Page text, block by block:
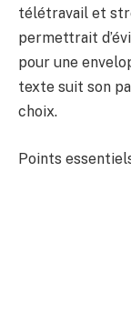
télétravail et
permettrait
pour une
texte suit son
choix.
Points